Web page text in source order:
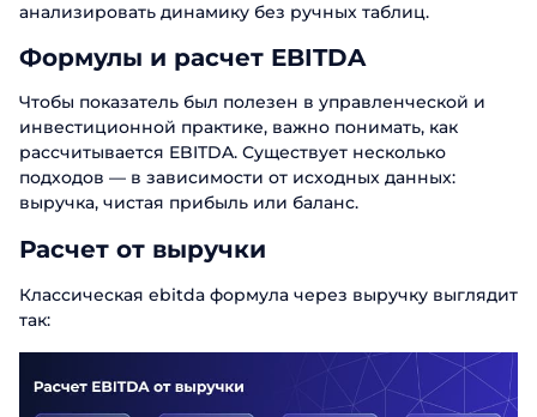
анализировать динамику без ручных таблиц.
Формулы и расчет EBITDA
Чтобы показатель был полезен в управленческой и
инвестиционной практике, важно понимать, как
рассчитывается EBITDA. Существует несколько
подходов — в зависимости от исходных данных:
выручка, чистая прибыль или баланс.
Расчет от выручки
Классическая ebitda формула через выручку выглядит
так: